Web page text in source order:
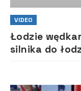
VIDEO
Łodzie
silnika do